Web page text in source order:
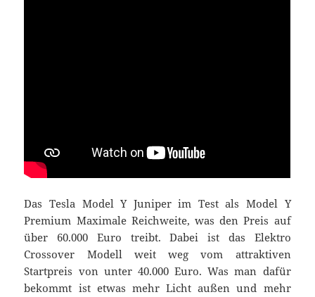
Das Tesla Model Y Juniper im Test als Model Y
Premium Maximale Reichweite, was den Preis auf
über 60.000 Euro treibt. Dabei ist das Elektro
Crossover Modell weit weg vom attraktiven
Startpreis von unter 40.000 Euro. Was man dafür
bekommt ist etwas mehr Licht außen und mehr